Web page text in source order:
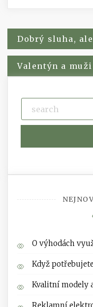
Navigace
pro
příspěvek
Dobrý sluha,
Valentýn a muži
O výhodách
Když
Kvalitní modely